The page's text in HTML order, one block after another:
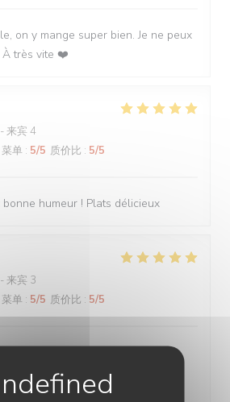
on y mange super bien. Je ne peux
À très vite ❤️
来宾 4
菜单 : 5/5 质价比 : 5/5
humeur ! Plats délicieux
来宾 3
菜单 : 5/5 质价比 : 5/5
venir dans ce restaurant qui
un accueil chaleureux. Tout est
cuisine. Ne changez rien Merci à